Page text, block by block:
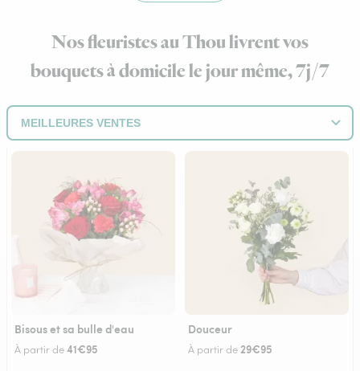
Nos fleuristes au Thou livrent vos
bouquets à domicile le jour même, 7j/7
Bisous et sa bulle d'eau
À partir de41€95
Douceur
À partir de29€95